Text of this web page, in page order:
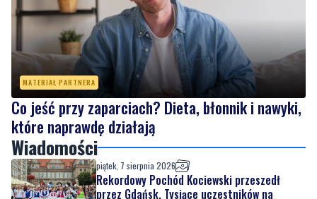
MATERIAŁ PARTNERA
Co jeść przy zaparciach? Dieta, błonnik i nawyki,
które naprawdę działają
Wiadomości
piątek, 7 sierpnia 2026
Rekordowy Pochód Kociewski przeszedł
przez Gdańsk. Tysiące uczestników na